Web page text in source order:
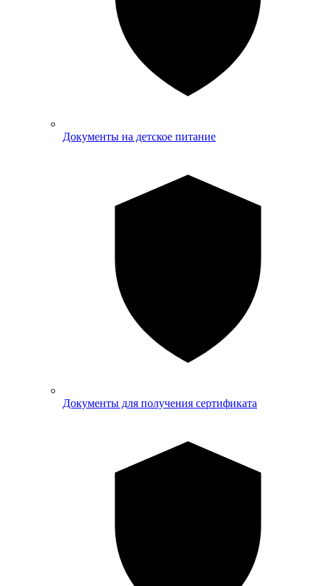
Документы на детское питание
Документы для получения сертификата